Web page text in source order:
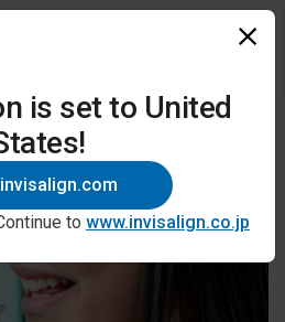
is set to United
to www.invisalign.co.jp